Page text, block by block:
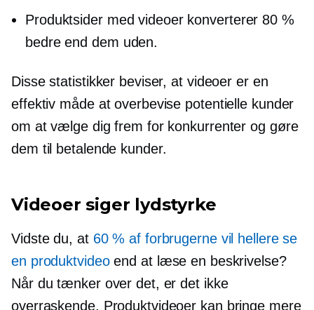
Produktsider med videoer konverterer 80 %
bedre end dem uden.
Disse statistikker beviser, at videoer er en
effektiv måde at overbevise potentielle kunder
om at vælge dig frem for konkurrenter og gøre
dem til betalende kunder.
Videoer siger lydstyrke
Vidste du, at 60 % af forbrugerne vil hellere se
en produktvideoend at læse en beskrivelse?
Når du tænker over det, er det ikke
overraskende. Produktvideoer kan bringe mere